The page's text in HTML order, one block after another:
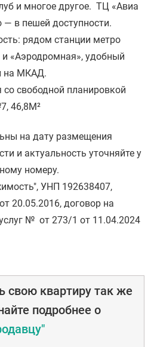
и многое другое. ТЦ «Авиа
в пешей доступности.
рядом станции метро
«Аэродромная», удобный
на МКАД.
со свободной планировкой
46,8М²
на дату размещения
и актуальность уточняйте у
номеру.
УНП 192638407,
20.05.2016, договор на
№ от 273/1 от 11.04.2024
свою квартиру так же
подробнее о